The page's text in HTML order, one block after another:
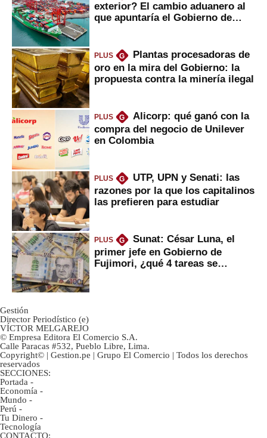
exterior? El cambio aduanero al
que apuntaría el Gobierno de
PLUS G
Plantas procesadoras de
oro en la mira del Gobierno: la
propuesta contra la minería ilegal
PLUS G
Alicorp: qué ganó con la
compra del negocio de Unilever
en Colombia
PLUS G
UTP, UPN y Senati: las
razones por la que los capitalinos
las prefieren para estudiar
PLUS G
Sunat: César Luna, el
primer jefe en Gobierno de
Fujimori, ¿qué 4 tareas se
Gestión
Director Periodístico (e)
VÍCTOR MELGAREJO
© Empresa Editora El Comercio S.A.
Calle Paracas #532, Pueblo Libre, Lima.
Copyright© | Gestion.pe | Grupo El Comercio | Todos los derechos
reservados
SECCIONES:
Portada -
Economía -
Mundo -
Perú -
Tu Dinero -
Tecnología
CONTACTO: